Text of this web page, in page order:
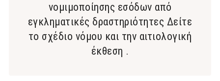
νομιμοποίησης εσόδων από
εγκληματικές δραστηριότητες Δείτε
το σχέδιο νόμου και την αιτιολογική
έκθεση .